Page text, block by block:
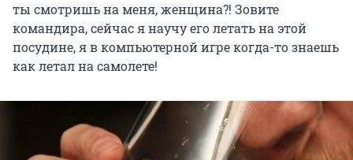
ты смотришь на меня, женщина?! Зовите
командира, сейчас я научу его летать на этой
посудине, я в компьютерной игре когда-то знаешь
как летал на самолете!